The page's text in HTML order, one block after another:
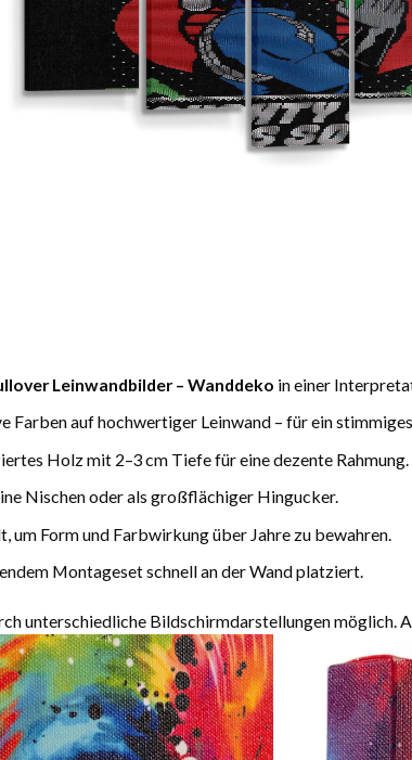
Leinwandbilder – Wanddeko in einer
Farben auf hochwertiger Leinwand – für ein
Holz mit 2–3 cm Tiefe für eine dezente Rahmung.
Nischen oder als großflächiger Hingucker.
um Form und Farbwirkung über Jahre zu bewahren.
Montageset schnell an der Wand platziert.
unterschiedliche Bildschirmdarstellungen möglich.